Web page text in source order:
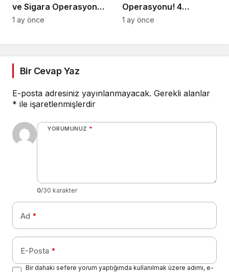
ve Sigara Operasyonu:
Binlerce Makaron ile
1 ay önce
Operasyonu! 4
Mahallede 7 Adrese Eş
1 ay önce
Bir Cevap Yaz
E-posta adresiniz yayınlanmayacak. Gerekli alanlar
* ile işaretlenmişlerdir
YORUMUNUZ *
0/30 karakter
Ad *
E-Posta *
Bir dahaki sefere yorum yaptığımda kullanılmak üzere adımı, e-